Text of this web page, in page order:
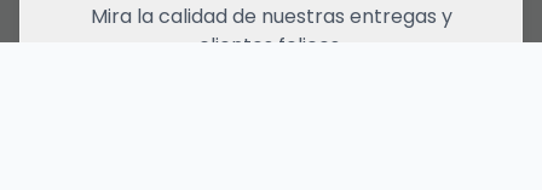
Mira la calidad de nuestras entregas y
clientes felices.